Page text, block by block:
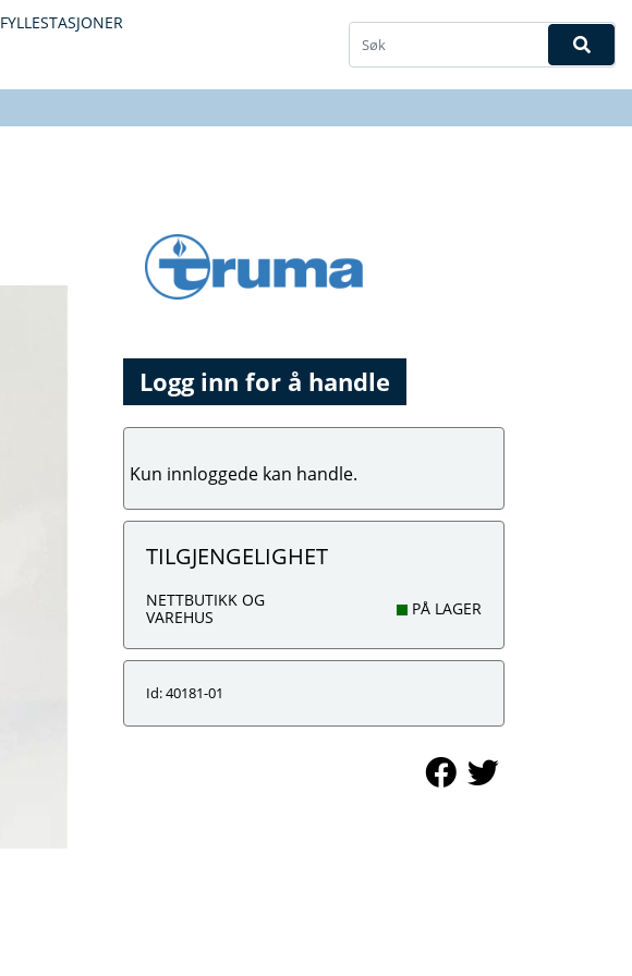
FYLLESTASJONER
Logg inn for å handle
Kun innloggede kan handle.
TILGJENGELIGHET
NETTBUTIKK OG
VAREHUS
PÅ LAGER
Id: 40181-01